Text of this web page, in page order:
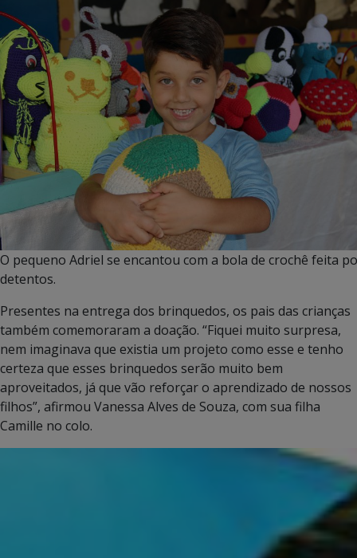
O pequeno Adriel se encantou com a bola de crochê feita
detentos.
Presentes na entrega dos brinquedos, os pais das crianças
também comemoraram a doação. “Fiquei muito surpresa,
nem imaginava que existia um projeto como esse e tenho
certeza que esses brinquedos serão muito bem
aproveitados, já que vão reforçar o aprendizado de nossos
filhos”, afirmou Vanessa Alves de Souza, com sua filha
Camille no colo.